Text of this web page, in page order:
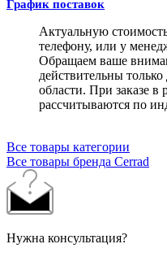
График поставок
Актуальную
телефону, или у
Обращаем ваше
действительны
области. При заказе
рассчитываются по
Все товары категории
Все товары бренда Cerrad
Нужна консультация?